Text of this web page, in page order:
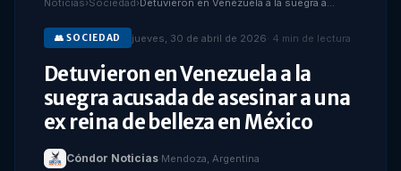
Noticias›Sociedad› Detuvieron en Venezuela a la suegra acusada de asesinar a una ex reina de belleza en México
👥 SOCIEDAD jueves, 30 de abril de 2026· 4 min de lectura
Detuvieron en Venezuela a la
suegra acusada de asesinar a una
ex reina de belleza en México
Cóndor Noticias·Mendoza, Argentina